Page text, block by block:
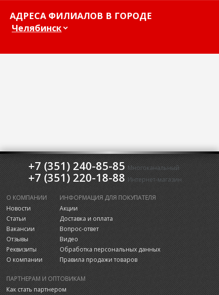
АДРЕСА ФИЛИАЛОВ В ГОРОДЕ
+7 (351) 240-85-85 Многоканальный
+7 (351) 220-18-88 Интернет-магазин
О КОМПАНИИ
Новости
Статьи
Вакансии
Отзывы
Реквизиты
О компании
ИНФОРМАЦИЯ ДЛЯ ПОКУПАТЕЛЯ
Акции
Доставка и оплата
Вопрос-ответ
Видео
Обработка персональных данных
Правила продажи товаров
ПАРТНЕРАМ И ОПТОВИКАМ
Как стать партнером